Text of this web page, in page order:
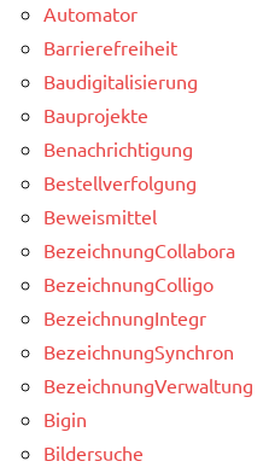
Automator
Barrierefreiheit
Baudigitalisierung
Bauprojekte
Benachrichtigung
Bestellverfolgung
Beweismittel
BezeichnungCollabora
BezeichnungColligo
BezeichnungIntegr
BezeichnungSynchron
BezeichnungVerwaltung
Bigin
Bildersuche